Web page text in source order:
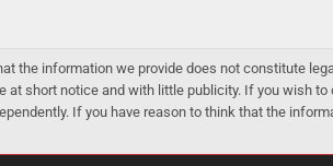
the information we provide does not constitute
short notice and with little publicity. If you wish
If you have reason to think that the